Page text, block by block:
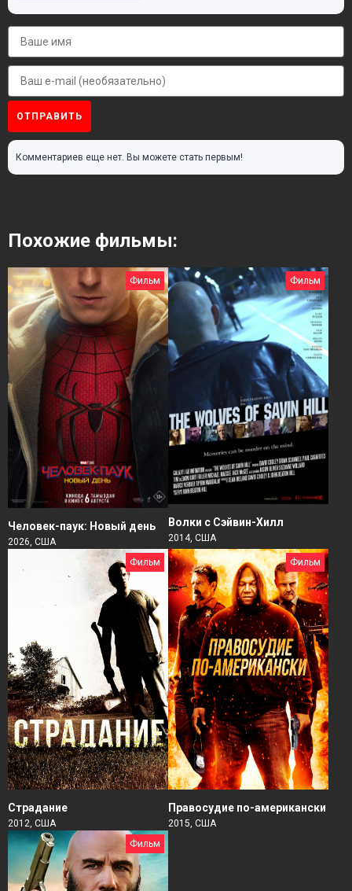
ОТПРАВИТЬ
Комментариев еще нет. Вы можете стать первым!
Похожие фильмы:
Фильм
Человек-паук: Новый день
2026, США
Фильм
Волки с Сэйвин-Хилл
2014, США
Фильм
Страдание
2012, США
Фильм
Правосудие по-американски
2015, США
Фильм